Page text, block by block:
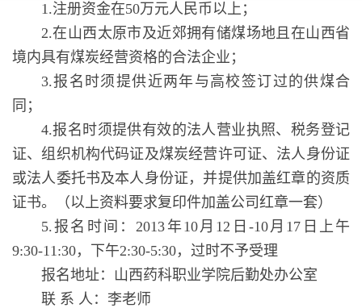
1.注册资金在50万元人民币以上；
2.在山西太原市及近郊拥有储煤场地且在山西省
境内具有煤炭经营资格的合法企业；
3.报名时须提供近两年与高校签订过的供煤合
同；
4.报名时须提供有效的法人营业执照、税务登记
证、组织机构代码证及煤炭经营许可证、法人身份证
或法人委托书及本人身份证，并提供加盖红章的资质
证书。（以上资料要求复印件加盖公司红章一套）
5.报名时间：2013年10月12日-10月17日上午
9:30-11:30，下午2:30-5:30，过时不予受理
报名地址：山西药科职业学院后勤处办公室
联 系 人：李老师